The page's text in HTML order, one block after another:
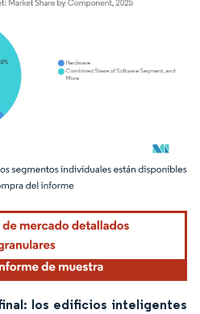
requiere atribución según CC BY 4.0.
los edificios inteligentes